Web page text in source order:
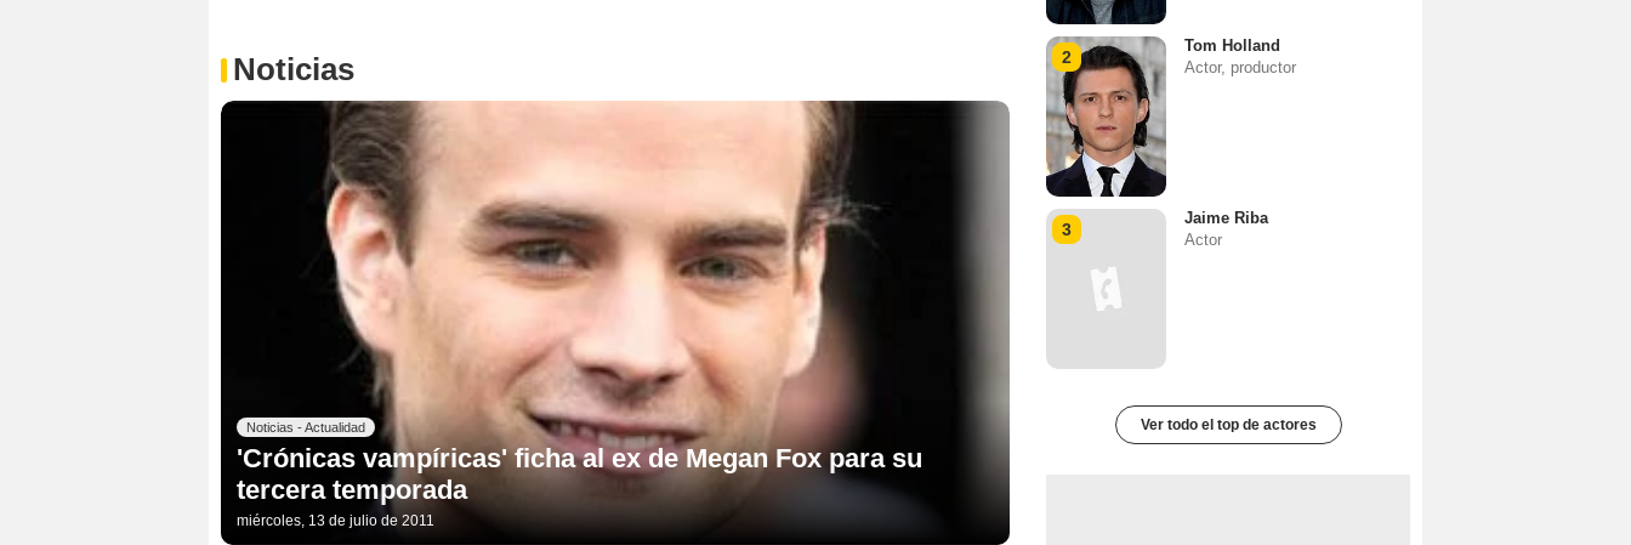
Noticias
Noticias - Actualidad
'Crónicas vampíricas' ficha al ex de Megan Fox para su
tercera temporada
miércoles, 13 de julio de 2011
2
Tom Holland
Actor, productor
3
Jaime Riba
Actor
Ver todo el top de actores